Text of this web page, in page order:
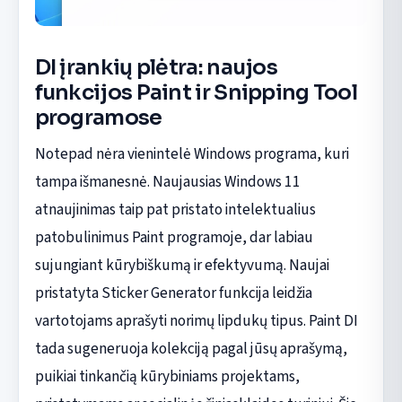
DI įrankių plėtra: naujos
funkcijos Paint ir Snipping Tool
programose
Notepad nėra vienintelė Windows programa, kuri
tampa išmanesnė. Naujausias Windows 11
atnaujinimas taip pat pristato intelektualius
patobulinimus Paint programoje, dar labiau
sujungiant kūrybiškumą ir efektyvumą. Naujai
pristatyta Sticker Generator funkcija leidžia
vartotojams aprašyti norimų lipdukų tipus. Paint DI
tada sugeneruoja kolekciją pagal jūsų aprašymą,
puikiai tinkančią kūrybiniams projektams,